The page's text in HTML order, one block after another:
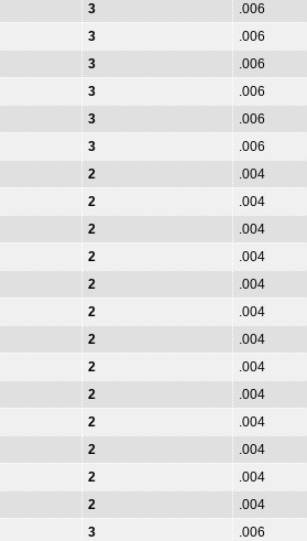
3
.006
3
.006
3
.006
3
.006
3
.006
3
.006
2
.004
2
.004
2
.004
2
.004
2
.004
2
.004
2
.004
2
.004
2
.004
2
.004
2
.004
2
.004
2
.004
3
.006